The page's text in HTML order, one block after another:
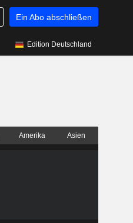
Ein Abo abschließen
Edition Deutschland
Amerika Asien